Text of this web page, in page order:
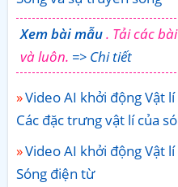
Xem bài mẫu. Tải các
và luôn. => Chi tiết
Video AI khởi động Vật
Các đặc trưng vật lí của
Video AI khởi động Vật
Sóng điện từ